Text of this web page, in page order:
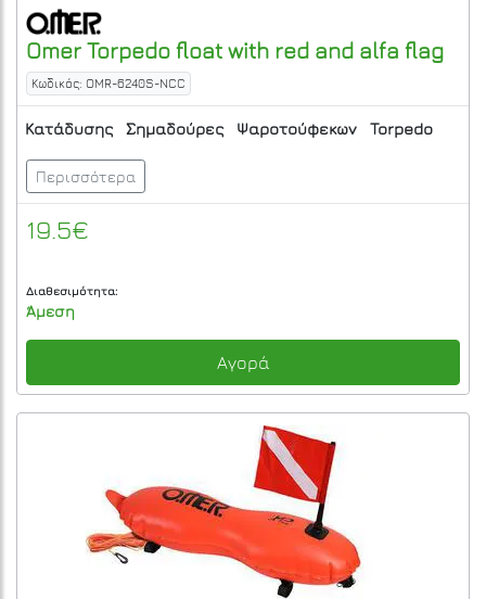
Omer Torpedo float with red and alfa flag
Κωδικός: OMR-6240S-NCC
Κατάδυσης Σημαδούρες Ψαροτούφεκων Torpedo
Περισσότερα
19.5€
Διαθεσιμότητα:
Άμεση
Αγορά